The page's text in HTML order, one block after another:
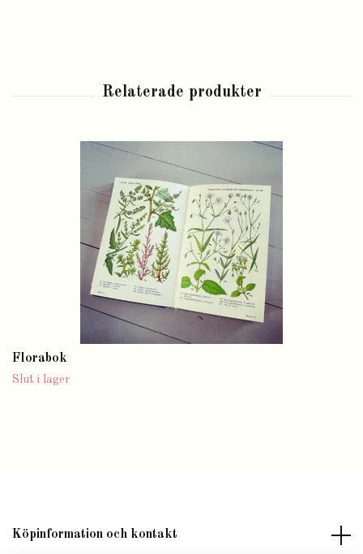
Florabok
Slut i lager
Köpinformation och kontakt